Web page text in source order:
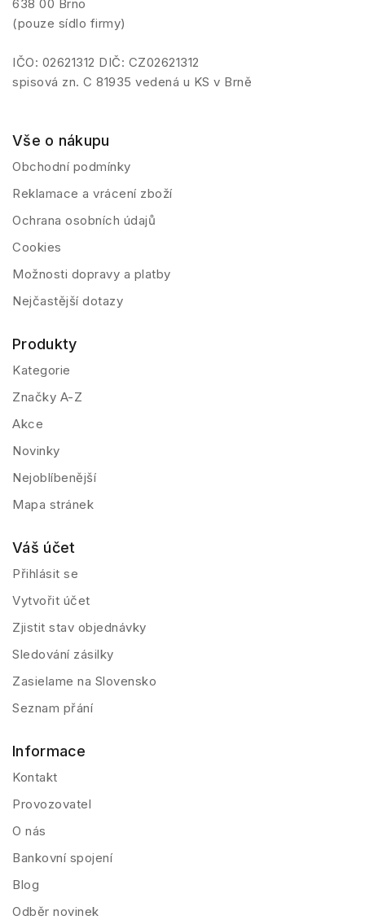
638 00 Brno
(pouze sídlo firmy)
IČO: 02621312 DIČ: CZ02621312
spisová zn. C 81935 vedená u KS v Brně
Vše o nákupu
Obchodní podmínky
Reklamace a vrácení zboží
Ochrana osobních údajů
Cookies
Možnosti dopravy a platby
Nejčastější dotazy
Produkty
Kategorie
Značky A-Z
Akce
Novinky
Nejoblíbenější
Mapa stránek
Váš účet
Přihlásit se
Vytvořit účet
Zjistit stav objednávky
Sledování zásilky
Zasielame na Slovensko
Seznam přání
Informace
Kontakt
Provozovatel
O nás
Bankovní spojení
Blog
Odběr novinek